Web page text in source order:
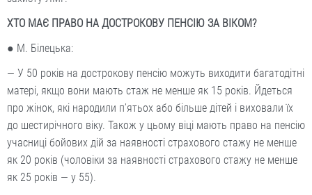
ХТО МАЄ ПРАВО НА ДОСТРОКОВУ ПЕНСІЮ ЗА ВІКОМ?
● М. Білецька:
— У 50 років на дострокову пенсію можуть виходити багатодітні
матері, якщо вони мають стаж не менше як 15 років. Йдеться
про жінок, які народили п’ятьох або більше дітей і виховали їх
до шестирічного віку. Також у цьому віці мають право на пенсію
учасниці бойових дій за наявності страхового стажу не менше
як 20 років (чоловіки за наявності страхового стажу не менше
як 25 років — у 55).